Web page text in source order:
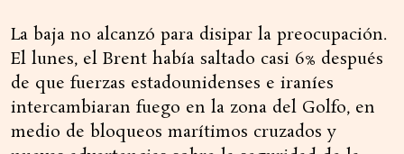
La baja no alcanzó para disipar la preocupación.
El lunes, el Brent había saltado casi 6% después
de que fuerzas estadounidenses e iraníes
intercambiaran fuego en la zona del Golfo, en
medio de bloqueos marítimos cruzados y